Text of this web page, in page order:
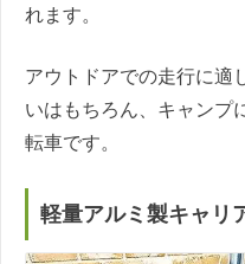
れます。
アウトドアでの走行に適
いはもちろん、キャンプ
転車です。
軽量アルミ製キャリ